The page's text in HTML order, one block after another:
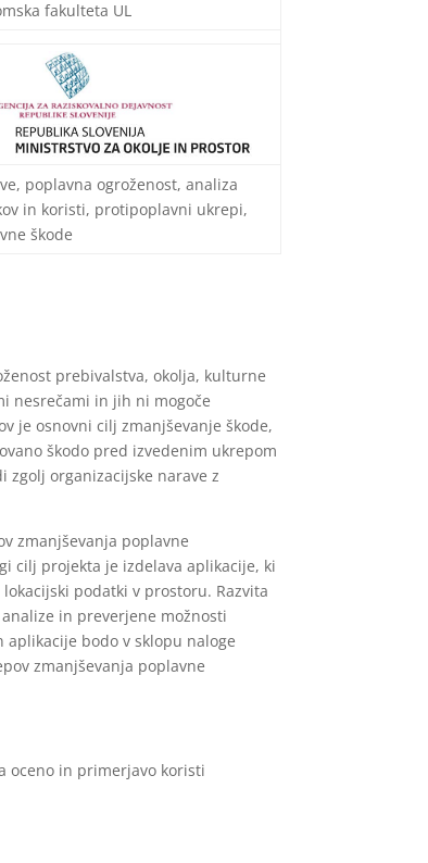
fakulteta UL
poplavna ogroženost, analiza
in koristi, protipoplavni ukrepi,
škode
prebivalstva, okolja, kulturne
nesrečami in jih ni mogoče
je osnovni cilj zmanjševanje škode,
škodo pred izvedenim ukrepom
zgolj organizacijske narave z
zmanjševanja poplavne
cilj projekta je izdelava aplikacije, ki
podatki v prostoru. Razvita
in preverjene možnosti
bodo v sklopu naloge
zmanjševanja poplavne
oceno in primerjavo koristi